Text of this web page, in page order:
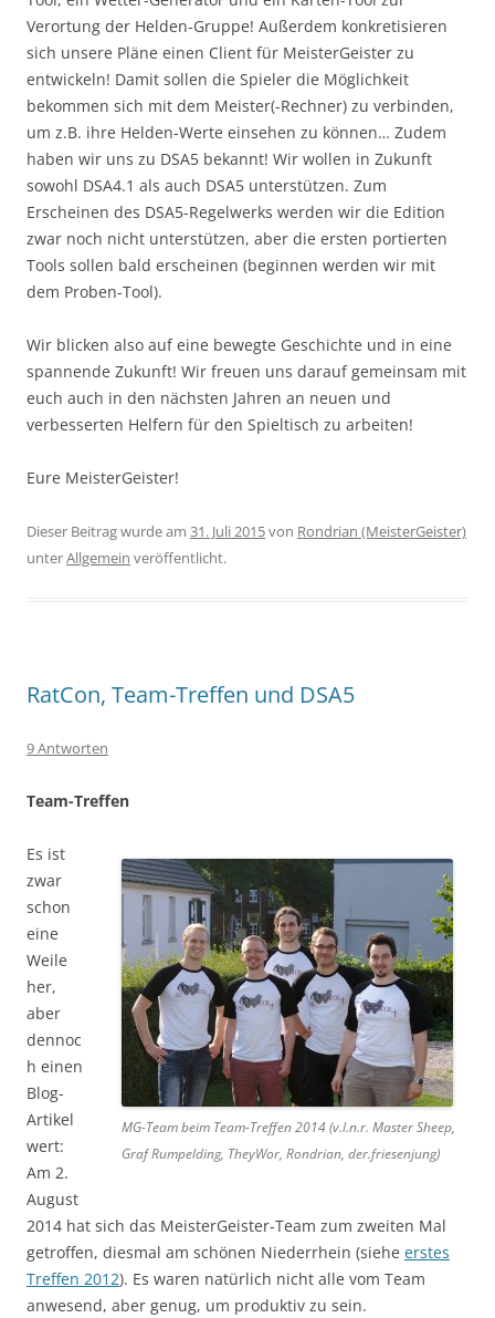
Verortung der Helden-Gruppe! Außerdem konkretisieren
sich unsere Pläne einen Client für MeisterGeister zu
entwickeln! Damit sollen die Spieler die Möglichkeit
bekommen sich mit dem Meister(-Rechner) zu verbinden,
um z.B. ihre Helden-Werte einsehen zu können… Zudem
haben wir uns zu DSA5 bekannt! Wir wollen in Zukunft
sowohl DSA4.1 als auch DSA5 unterstützen. Zum
Erscheinen des DSA5-Regelwerks werden wir die Edition
zwar noch nicht unterstützen, aber die ersten portierten
Tools sollen bald erscheinen (beginnen werden wir mit
dem Proben-Tool).
Wir blicken also auf eine bewegte Geschichte und in eine
spannende Zukunft! Wir freuen uns darauf gemeinsam mit
euch auch in den nächsten Jahren an neuen und
verbesserten Helfern für den Spieltisch zu arbeiten!
Eure MeisterGeister!
Dieser Beitrag wurde am 31. Juli 2015von Rondrian (MeisterGeister)
unterAllgemein veröffentlicht.
RatCon, Team-Treffen und DSA5
9 Antworten
Team-Treffen
MG-Team beim Team-Treffen 2014 (v.l.n.r. Master Sheep,
Graf Rumpelding, TheyWor, Rondrian, der.friesenjung)
Es ist
zwar
schon
eine
Weile
her,
aber
dennoc
h einen
Blog-
Artikel
wert:
Am 2.
August
2014 hat sich das MeisterGeister-Team zum zweiten Mal
getroffen, diesmal am schönen Niederrhein (siehe erstes
Treffen 2012). Es waren natürlich nicht alle vom Team
anwesend, aber genug, um produktiv zu sein.